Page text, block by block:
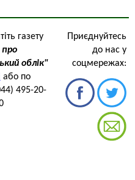
газету
про
облік"
або по
495-20-
Приєднуйтесь
до нас у
соцмережах: